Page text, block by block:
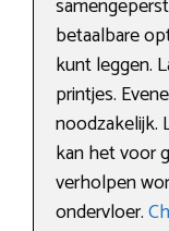
betaalbare
kunt leggen.
printjes.
noodzakelijk.
kan het voor
verholpen
ondervloer.